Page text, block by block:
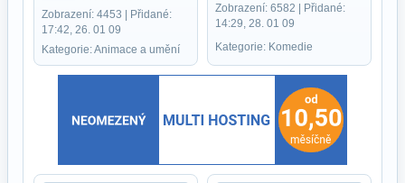
Zobrazení: 4453 | Přidané:
17:42, 26. 01 09
Kategorie: Animace a umění
Zobrazení: 6582 | Přidané:
14:29, 28. 01 09
Kategorie: Komedie